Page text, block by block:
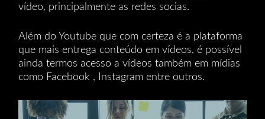
vídeo, principalmente as redes socias.
Além do Youtube que com certeza é a plataforma
que mais entrega conteúdo em vídeos, é possível
ainda termos acesso a vídeos também em mídias
como Facebook , Instagram entre outros.